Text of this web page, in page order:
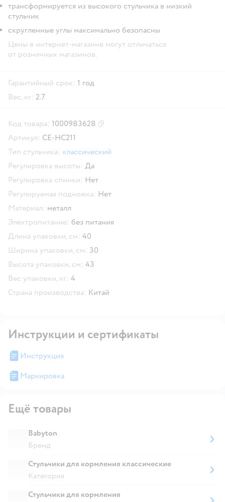
трансформируется из высокого стульчика в низкий
стульчик
скругленные углы максимально безопасны
Цены в интернет-магазине могут отличаться
от розничных магазинов.
Гарантийный срок: 1 год
Вес, кг: 2.7
Код товара: 1000983628
Артикул: CE-HC211
Тип стульчика: классический
Регулировка высоты: Да
Регулировка спинки: Нет
Регулируемая подножка: Нет
Материал: металл
Электропитание: без питания
Длина упаковки, см: 40
Ширина упаковки, см: 30
Высота упаковки, см: 43
Вес упаковки, кг: 4
Страна производства: Китай
Инструкции и сертификаты
Инструкция
Маркировка
Ещё товары
Babyton
Бренд
Стульчики для кормления классические
Категория
Стульчики для кормления